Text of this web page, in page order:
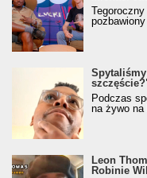
pozbawiony
Podczas
na żywo na
Leon
Robinie